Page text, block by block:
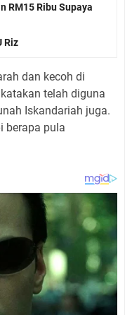
RM15 Ribu Supaya
Riz
dan kecoh di
telah diguna
Iskandariah juga.
berapa pula